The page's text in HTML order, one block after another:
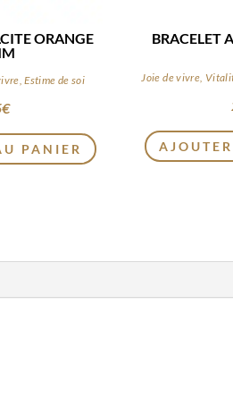
ORANGE
Estime de soi
€
PANIER
BRACELET
Joie de vivre,